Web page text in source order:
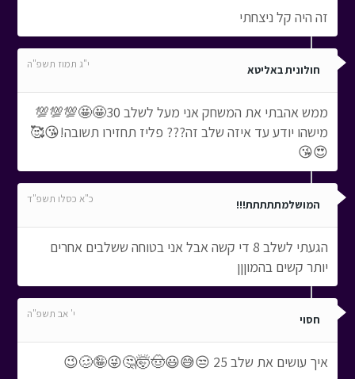
זה היה קל ניצחתי
חולונית באליטא י"ג תמוז תשפ"ה
ממש אהבתי את המשחק אני מעל לשלב 30🤩🤩💯💯💯
מישהו יודע עד איזה שלב זה??? פליז תחזירו תשובה!😘🥰
😍😘
המושלמתתתתת!!! כ"א כסלו תשפ"ד
הגעתי לשלב 8 די קשה אבל אני בטוחה ששלבים אחרים
יותר קשים בהמוןןן
חסוי י' אב תשפ"ה
איך עושים את שלב 25 😒😅😃🤠🤯🤔😜🤪🥴😉